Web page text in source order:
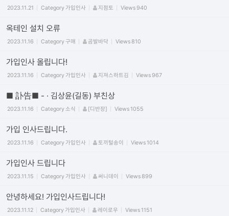
2023.11.21 Category가입인사 지점토 Views940
옥테인 설치 오류
2023.11.16 Category구매 곰발바닥 Views810
가입인사 올립니다!
2023.11.16 Category가입인사 지져스하트김 Views967
■ 訃告■ - · 김상윤(길동) 부친상
2023.11.16 Category소식 [디반장] Views1055
가입 인사드립니다.
2023.11.16 Category가입인사 토끼털송이 Views1014
가입인사 드립니다
2023.11.15 Category가입인사 써니데이 Views899
안녕하세요! 가입인사드립니다!
2023.11.12 Category가입인사 레이로우 Views1151